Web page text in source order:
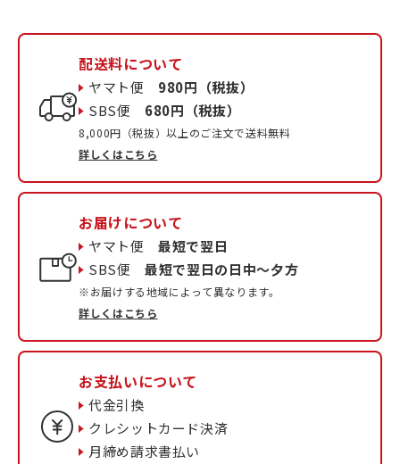
配送料について
ヤマト便 980円（税抜）
SBS便 680円（税抜）
8,000円（税抜）以上のご注文で送料無料
詳しくはこちら
お届けについて
ヤマト便最短で翌日
SBS便最短で翌日の日中〜夕方
※お届けする地域によって異なります。
詳しくはこちら
お支払いについて
代金引換
クレシットカード決済
月締め請求書払い